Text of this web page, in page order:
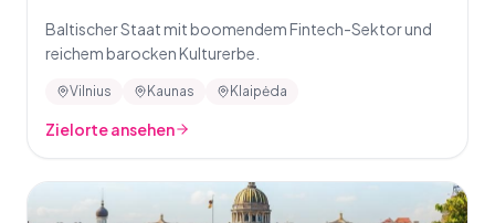
Baltischer Staat mit boomendem Fintech-Sektor und
reichem barocken Kulturerbe.
Vilnius Kaunas Klaipėda
Zielorte ansehen